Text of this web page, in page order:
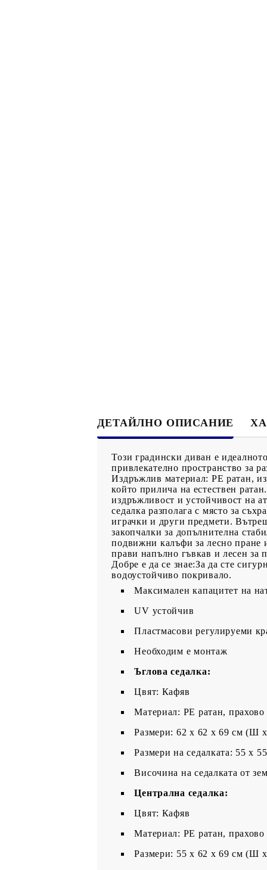
ДЕТАЙЛНО ОПИСАНИЕ
Този градински диван е
привлекателно пространство за
Издръжлив материал: PE ратан,
който прилича на естествен
издръжливост и устойчивост на
седалка разполага с място за
играчки и други предмети.
закопчалки за допълнителна
подвижни калъфи за лесно пране
прави напълно гъвкав и лесен за
Добре е да се знае:За да сте
водоустойчиво покривало.
Максимален капацитет на
UV устойчив
Пластмасови регулируеми
Необходим е монтаж
Ъглова седалка:
Цвят: Кафяв
Материал: PE ратан,
Размери: 62 x 62 x 69 см (Ш
Размери на седалката: 55 x
Височина на седалката от
Централна седалка:
Цвят: Кафяв
Материал: PE ратан,
Размери: 55 x 62 x 69 см (Ш